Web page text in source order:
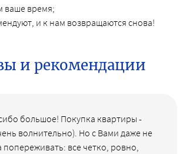
ваше время;
и к нам возвращаются снова!
и рекомендации
большое! Покупка квартиры -
волнительно). Но с Вами даже не
все четко, ровно,